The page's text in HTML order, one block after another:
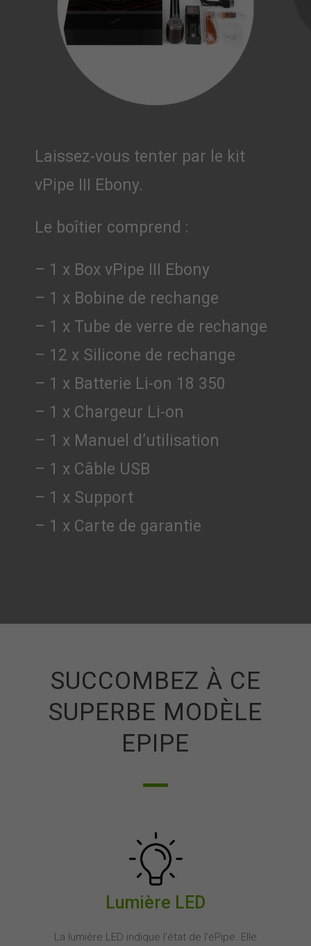
Laissez-vous tenter par le kit
vPipe III Ebony.
Le boîtier comprend :
– 1 x Box vPipe III Ebony
– 1 x Bobine de rechange
– 1 x Tube de verre de rechange
– 12 x Silicone de rechange
– 1 x Batterie Li-on 18 350
– 1 x Chargeur Li-on
– 1 x Manuel d’utilisation
– 1 x Câble USB
– 1 x Support
– 1 x Carte de garantie
SUCCOMBEZ À CE
SUPERBE MODÈLE
EPIPE
Lumière LED
La lumière LED indique l'état de l'ePipe. Elle